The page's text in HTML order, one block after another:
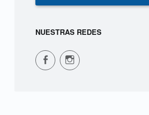
NUESTRAS REDES
CPVS en Facebook CPVS en Instagram